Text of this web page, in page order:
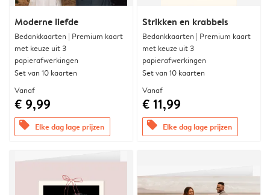
Moderne liefde
Bedankkaarten | Premium kaart
met keuze uit 3
papierafwerkingen
Set van 10 kaarten
Vanaf
€ 9,99
offers Elke dag lage prijzen
Strikken en krabbels
Bedankkaarten | Premium kaart
met keuze uit 3
papierafwerkingen
Set van 10 kaarten
Vanaf
€ 11,99
offers Elke dag lage prijzen